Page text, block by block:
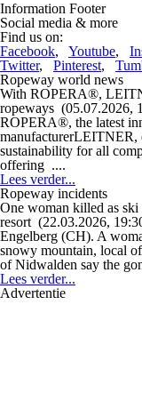
Information Footer
Social media & more
Find us on:
Facebook, Youtube,
Twitter, Pinterest,
Ropeway world news
With ROPERA®,
ropeways (05.07.2026,
ROPERA®, the latest
manufacturerLEITNER,
sustainability for all
offering ....
Lees verder...
Ropeway incidents
One woman killed as ski
resort (22.03.2026,
Engelberg (CH). A
snowy mountain, local
of Nidwalden say the
Lees verder...
Advertentie